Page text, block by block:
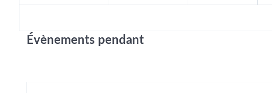
Évènements pendant